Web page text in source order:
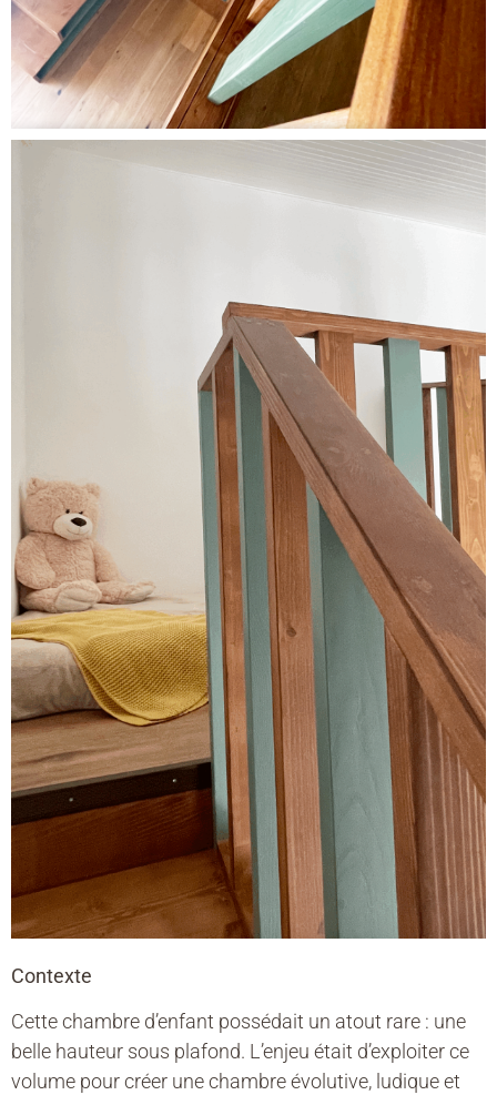
Contexte
Cette chambre d’enfant possédait un atout rare : une
belle hauteur sous plafond. L’enjeu était d’exploiter ce
volume pour créer une chambre évolutive, ludique et